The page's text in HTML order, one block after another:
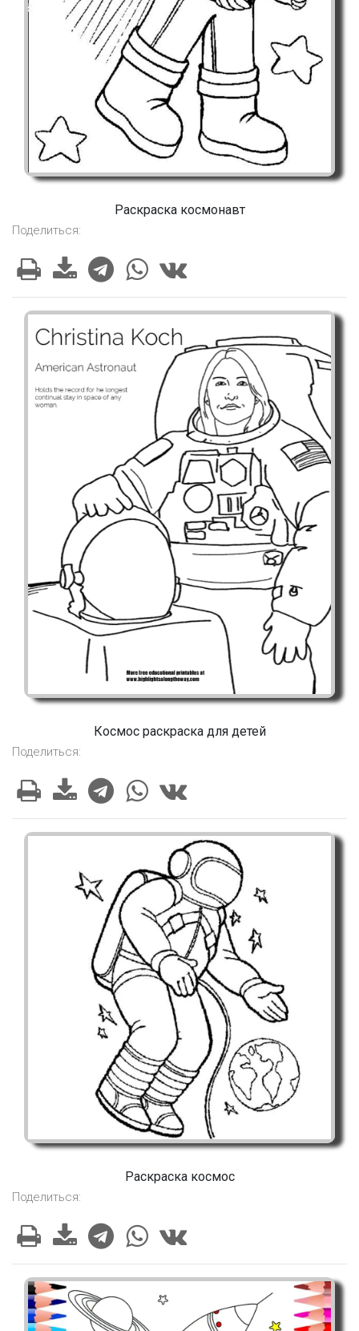
Раскраска космонавт
Поделиться:
Космос раскраска для детей
Поделиться:
Раскраска космос
Поделиться: